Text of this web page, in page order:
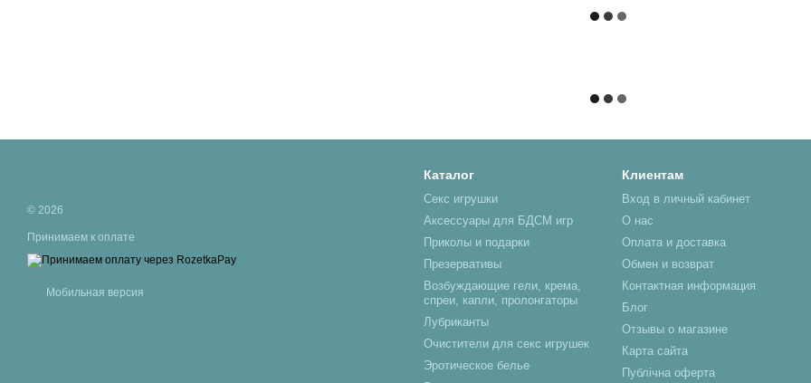
© 2026
Принимаем к оплате
Мобильная версия
Каталог
Секс игрушки
Аксессуары для БДСМ игр
Приколы и подарки
Презервативы
Возбуждающие гели, крема,
спреи, капли, пролонгаторы
Лубриканты
Очистители для секс игрушек
Эротическое белье
Клиентам
Вход в личный кабинет
О нас
Оплата и доставка
Обмен и возврат
Контактная информация
Блог
Отзывы о магазине
Карта сайта
Публічна оферта